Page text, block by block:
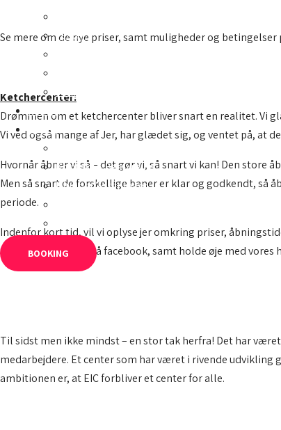
Fester
Kontakt
Om os
Kontakt – Bestyrelse
Klubber/foreninger
BOOKING
Se mere om de nye priser, samt muligheder og betingelser
Ketchercenter:
Drømmen om et ketchercenter bliver snart en realitet. Vi
Vi ved også mange af Jer, har glædet sig, og ventet på, at
Hvornår åbner vi så – det gør vi, så snart vi kan! Den
Men så snart de forskellige baner er klar og godkendt, så
periode.
Indenfor kort tid, vil vi oplyse jer omkring priser,
Så husk at følge os på facebook, samt holde øje med vores
Til sidst men ikke mindst – en stor tak herfra! Det har
medarbejdere. Et center som har været i rivende
ambitionen er, at EIC forbliver et center for alle.